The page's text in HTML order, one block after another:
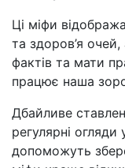
Ці міфи
та здоров’я
фактів та мати
працює наша
Дбайливе
регулярні
допоможуть